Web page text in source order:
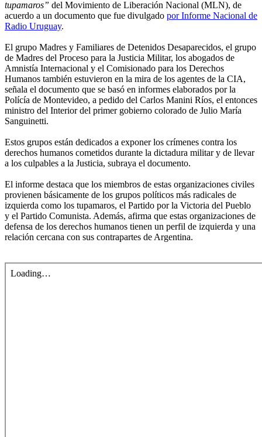
tupamaros” del Movimiento de Liberación Nacional (MLN), de
acuerdo a un documento que fue divulgado por Informe Nacional de
Radio Uruguay.
El grupo Madres y Familiares de Detenidos Desaparecidos, el grupo
de Madres del Proceso para la Justicia Militar, los abogados de
Amnistía Internacional y el Comisionado para los Derechos
Humanos también estuvieron en la mira de los agentes de la CIA,
señala el documento que se basó en informes elaborados por la
Polícía de Montevideo, a pedido del Carlos Manini Ríos, el entonces
ministro del Interior del primer gobierno colorado de Julio María
Sanguinetti.
Estos grupos están dedicados a exponer los crímenes contra los
derechos humanos cometidos durante la dictadura militar y de llevar
a los culpables a la Justicia, subraya el documento.
El informe destaca que los miembros de estas organizaciones civiles
provienen básicamente de los grupos políticos más radicales de
izquierda como los tupamaros, el Partido por la Victoria del Pueblo
y el Partido Comunista. Además, afirma que estas organizaciones de
defensa de los derechos humanos tienen un perfil de izquierda y una
relación cercana con sus contrapartes de Argentina.